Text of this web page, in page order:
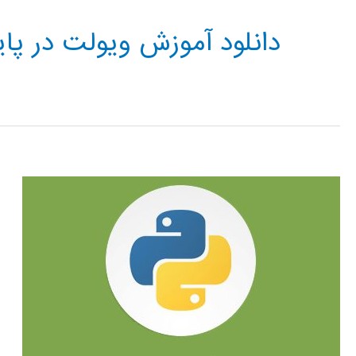
دانلود آموزش ویولت در